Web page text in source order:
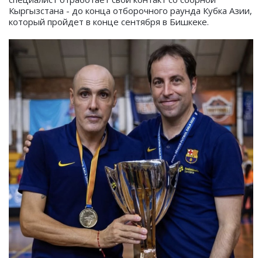
Кыргызстана - до конца отборочного раунда Кубка Азии,
который пройдет в конце сентября в Бишкеке.